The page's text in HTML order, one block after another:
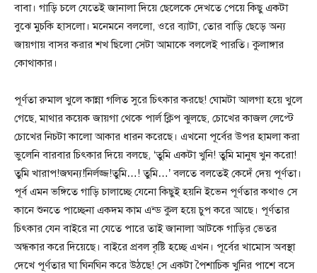
বাবা। গাড়ি চলে যেতেই জানালা দিয়ে ছেলেকে দেখতে পেয়ে কিছু একটা
বুঝে মুচকি হাসলো। মনেমনে বললো, ওরে ব্যাটা, তোর বাড়ি ছেড়ে অন্য
জায়গায় বাসর করার শখ ছিলো সেটা আমাকে বললেই পারতি। কুলাঙ্গার
কোথাকার।
পূর্ণতা রুমাল খুলে কান্না গলিত সুরে চিৎকার করছে! ঘোমটা আলগা হয়ে খুলে
গেছে, মাথার কয়েক জায়গা থেকে পার্ল ক্লিপ ঝুলছে, চোখের কাজল লেপ্টে
চোখের নিচটা কালো আকার ধারন করেছে। এখনো পূর্বের উপর হামলা করা
ভুলেনি বারবার চিৎকার দিয়ে বলছে, ‘তুমি একটা খুনি! তুমি মানুষ খুন করো!
তুমি খারাপ!জঘন্য!নির্লজ্জ!তুমি…! তুমি…’ বলতে বলতেই কেদেঁ দেয় পূর্ণতা।
পূর্ব এমন ভঙ্গিতে গাড়ি চালাচ্ছে যেনো কিছুই হয়নি ইভেন পূর্ণতার কথাও সে
কানে শুনতে পাচ্ছেনা একদম কাম এন্ড কুল হয়ে চুপ করে আছে। পূর্ণতার
চিৎকার যেন বাইরে না যেতে পারে তাই জানালা আটকে গাড়ির ভেতর
অন্ধকার করে দিয়েছে। বাইরে প্রবল বৃষ্টি হচ্ছে এখন। পূর্বের খামোস অবস্থা
দেখে পূর্ণতার ঘা ঘিনঘিন করে উঠছে! সে একটা পৈশাচিক খুনির পাশে বসে